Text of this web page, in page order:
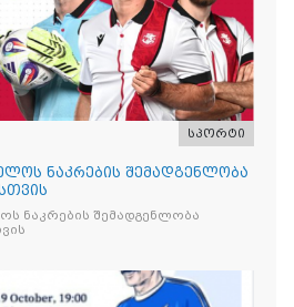
სპორტი
ნაკრების შემადგენლობა
ნაკრების შემადგენლობა